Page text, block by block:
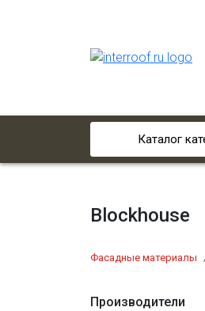
Каталог
Blockhouse
Фасадные материалы
Производители